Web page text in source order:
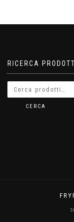
RICERCA PRODOTTI
CERCA